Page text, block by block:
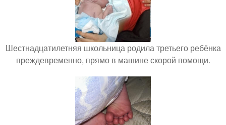
Шестнадцатилетняя школьница родила третьего ребёнка
преждевременно, прямо в машине скорой помощи.